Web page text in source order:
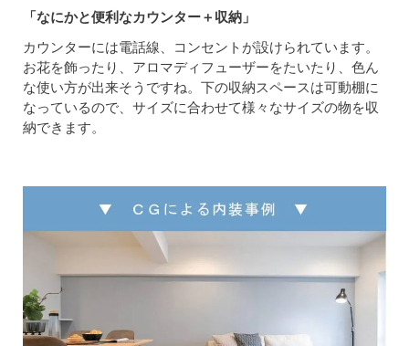
「なにかと便利なカウンター＋収納」
カウンターには電話線、コンセントが設けられています。
お花を飾ったり、アロマディフューザーをたいたり、色ん
な使い方が出来そうですね。下の収納スペースは可動棚に
なっているので、サイズに合わせて様々なサイズの物を収
納できます。